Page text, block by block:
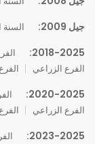
جيل 2009: السنة
2018-2025:
الفرع الزراعي
2020-2025:
الفرع الزراعي
2023-2025: